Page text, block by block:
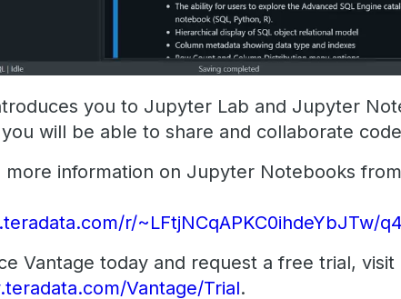
you to Jupyter Lab and Jupyter
will be able to share and collaborate
more information on Jupyter Notebooks
r/~LFtjNCqAPKC0ihdeYbJTw/
Vantage today and request a free trial, visit
Vantage/Trial.